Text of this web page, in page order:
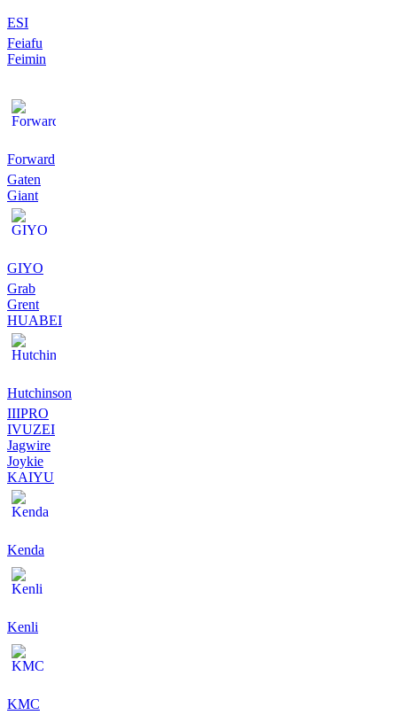
ESI
Feiafu
Feimin
Forward
Gaten
Giant
GIYO
Grab
Grent
HUABEI
Hutchinson
IIIPRO
IVUZEI
Jagwire
Joykie
KAIYU
Kenda
Kenli
KMC